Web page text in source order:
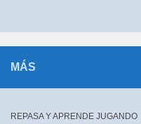
MÁS
REPASA Y APRENDE JUGANDO